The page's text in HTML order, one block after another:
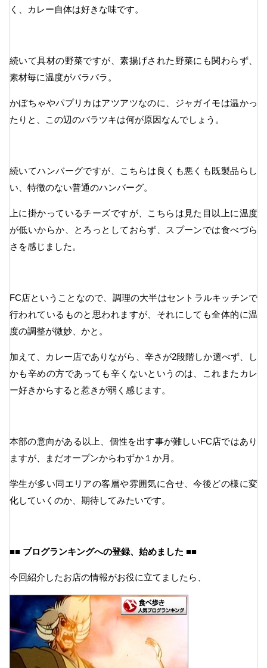
く、カレー自体は好きな味です。
続いて具材の野菜ですが、素揚げされた野菜にも関わらず、
素材毎に温度がバラバラ。
かぼちゃやパプリカはアツアツなのに、ジャガイモは温かっ
たりと、この辺のバラツキは何が原因なんでしょう。
続いてハンバーグですが、こちらは良くも悪くも既製品らし
い、特徴のない普通のハンバーグ。
上に掛かっているチーズですが、こちらは見た目以上に温度
が低いからか、とろっとしておらず、スプーンでは食べづら
さを感じました。
FC店ということなので、調理の大半はセントラルキッチンで
行われているものと思われますが、それにしても全体的に温
度の調整が微妙、かと。
加えて、カレー店でありながら、辛さが2段階しか選べず、し
かも辛めの方であっても辛くないというのは、これまたカレ
ー好きからすると惹きが弱く感じます。
本部の意向がある以上、個性を出す事が難しいFC店ではあり
ますが、まだオープンからわずか１か月。
学生が多い同エリアの客層や雰囲気に合せ、今後どの様に変
化していくのか、期待してみたいです。
■■ ブログランキングへの登録、始めました ■■
今回紹介したお店の情報がお役に立てましたら、